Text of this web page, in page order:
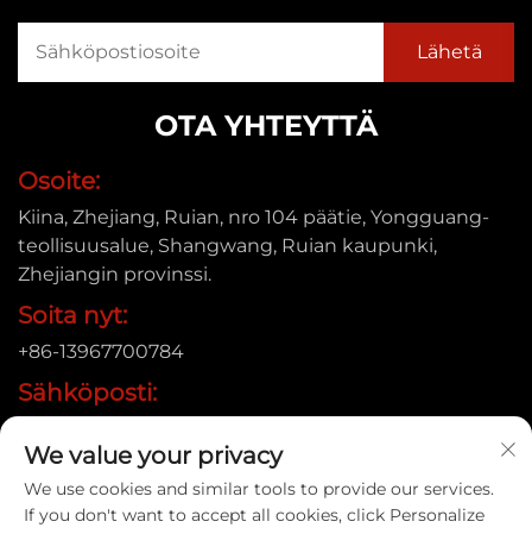
OTA YHTEYTTÄ
Osoite:
Kiina, Zhejiang, Ruian, nro 104 päätie, Yongguang-
teollisuusalue, Shangwang, Ruian kaupunki,
Zhejiangin provinssi.
Soita nyt:
+86-13967700784
Sähköposti:
Copyright © 2025 Ruian Xinye Packaging Machine Co.,Ltd |
We value your privacy
We use cookies and similar tools to provide our services.
If you don't want to accept all cookies, click Personalize